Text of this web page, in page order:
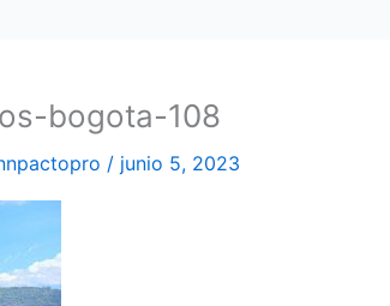
bogota-108
/ junio 5, 2023